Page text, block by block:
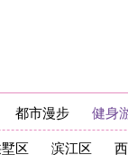
浏览量